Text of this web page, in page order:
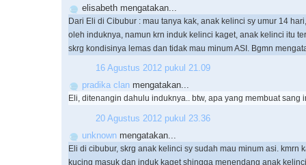
elisabeth mengatakan...
Dari Eli di Cibubur : mau tanya kak, anak kelinci sy umur 14
oleh induknya, namun krn induk kelinci kaget, anak kelinci itu
skrg kondisinya lemas dan tidak mau minum ASI. Bgmn
16 Agustus 2012 pukul 21.09
pradika clan mengatakan...
Eli, ditenangin dahulu induknya.. btw, apa yang membuat sang
20 Agustus 2012 pukul 23.36
unknown mengatakan...
Eli di cibubur, skrg anak kelinci sy sudah mau minum asi. kmrn
kucing masuk dan induk kaget shingga menendang anak